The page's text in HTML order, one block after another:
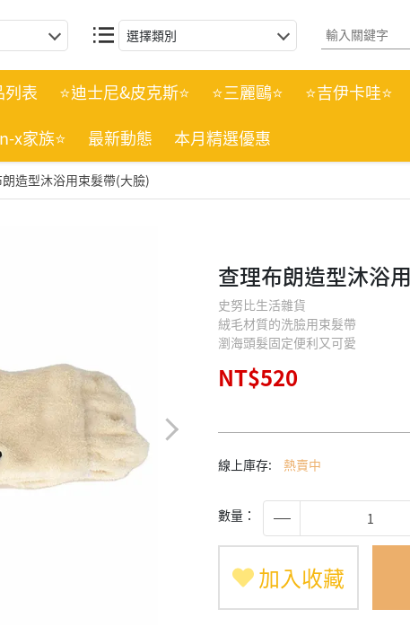
選擇類別
列表 ⭐迪士尼&皮克斯⭐ ⭐三麗鷗⭐
⭐吉伊卡哇⭐
x家族⭐
最新動態 本月精選優惠
造型沐浴用束髮帶(大臉)
查理布朗造型沐浴
史努比生活雜貨
絨毛材質的洗臉用束髮帶
瀏海頭髮固定便利又可愛
NT$520
線上庫存: 熱賣中
數量：
加入收藏